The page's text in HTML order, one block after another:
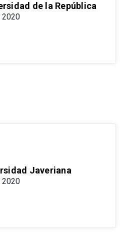
de la República
2020
Javeriana
2020